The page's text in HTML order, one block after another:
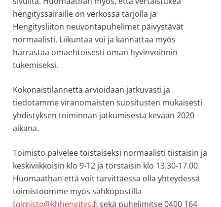
hengityssairaille on verkossa tarjolla ja
Hengitysliiton neuvontapuhelimet päivystävät
normaalisti. Liikuntaa voi ja kannattaa myös
harrastaa omaehtoisesti oman hyvinvoinnin
tukemiseksi.
Kokonaistilannetta arvioidaan jatkuvasti ja
tiedotamme viranomaisten suositusten mukaisesti
yhdistyksen toiminnan jatkumisesta kevään 2020
aikana.
Toimisto palvelee toistaiseksi normaalisti tiistaisin ja
keskiviikkoisin klo 9-12 ja torstaisin klo 13.30-17.00.
Huomaathan että voit tarvittaessa olla yhteydessä
toimistoomme myös sähköpostilla
toimisto@khhengitys.fi sekä puhelimitse 0400 164